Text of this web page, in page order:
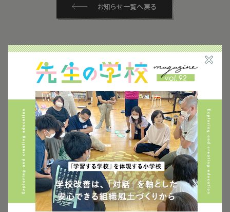
お知らせ一覧へ戻る
新着記事
2026.06.10
お知らせ
【新着動画】「となりの学校見学＃32」公開しました
2026.04.07
お知らせ
【新着動画】「となりの学校見学＃30」公開しました
JUNOPARK
京都 住育 校外学習
民間企業
積水ハウス
近畿地方